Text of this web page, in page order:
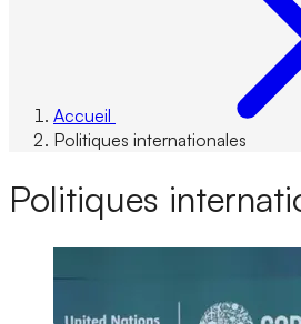
Accueil
Politiques internationales
Politiques